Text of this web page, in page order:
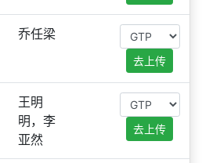
乔任梁
去上传
王明
明，李
亚然
去上传